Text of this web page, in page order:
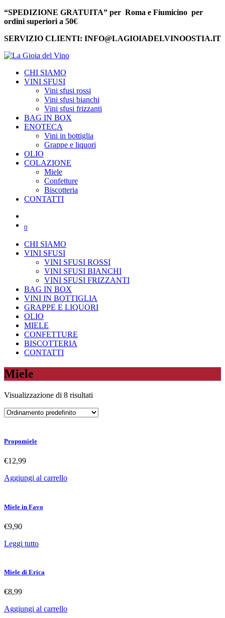
“SPEDIZIONE GRATUITA” per Roma e Fiumicino per
ordini superiori a 50€
SERVIZIO CLIENTI: INFO@LAGIOIADELVINOOSTIA.IT
CHI SIAMO
VINI SFUSI
Vini sfusi rossi
Vini sfusi bianchi
Vini sfusi frizzanti
BAG IN BOX
ENOTECA
Vini in bottiglia
Grappe e liquori
OLIO
COLAZIONE
Miele
Confetture
Biscotteria
CONTATTI
0
CHI SIAMO
VINI SFUSI
VINI SFUSI ROSSI
VINI SFUSI BIANCHI
VINI SFUSI FRIZZANTI
BAG IN BOX
VINI IN BOTTIGLIA
GRAPPE E LIQUORI
OLIO
MIELE
CONFETTURE
BISCOTTERIA
CONTATTI
Miele
Visualizzazione di 8 risultati
Propomiele
€12,99
Aggiungi al carrello
Miele in Favo
€9,90
Leggi tutto
Miele di Erica
€8,99
Aggiungi al carrello